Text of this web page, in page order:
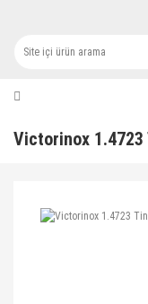
Victorinox 1.4723